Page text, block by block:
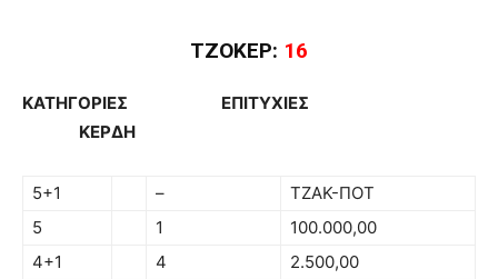
ΤΖΟΚΕΡ: 16
ΚΑΤΗΓΟΡΙΕΣ ΕΠΙΤΥΧΙΕΣ
ΚΕΡΔΗ
5+1 –
ΤΖΑΚ-ΠΟΤ
5
1
100.000,00
4+1
4
2.500,00